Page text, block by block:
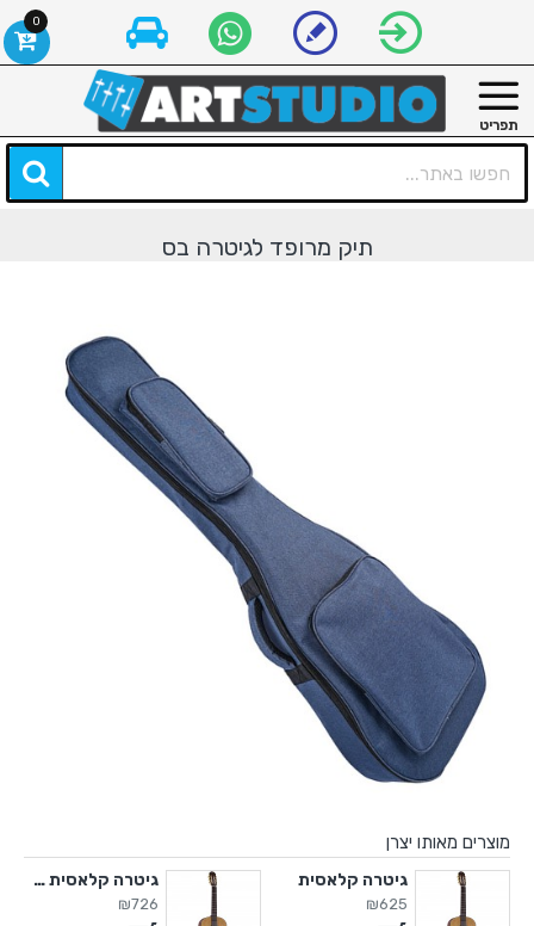
תיק מרופד לגיטרה בס
מוצרים מאותו יצרן
גיטרה קלאסית
₪625
גיטרה קלאסית 3/4
₪726
0